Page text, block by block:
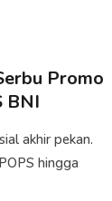
Promo
BNI
akhir pekan.
hingga